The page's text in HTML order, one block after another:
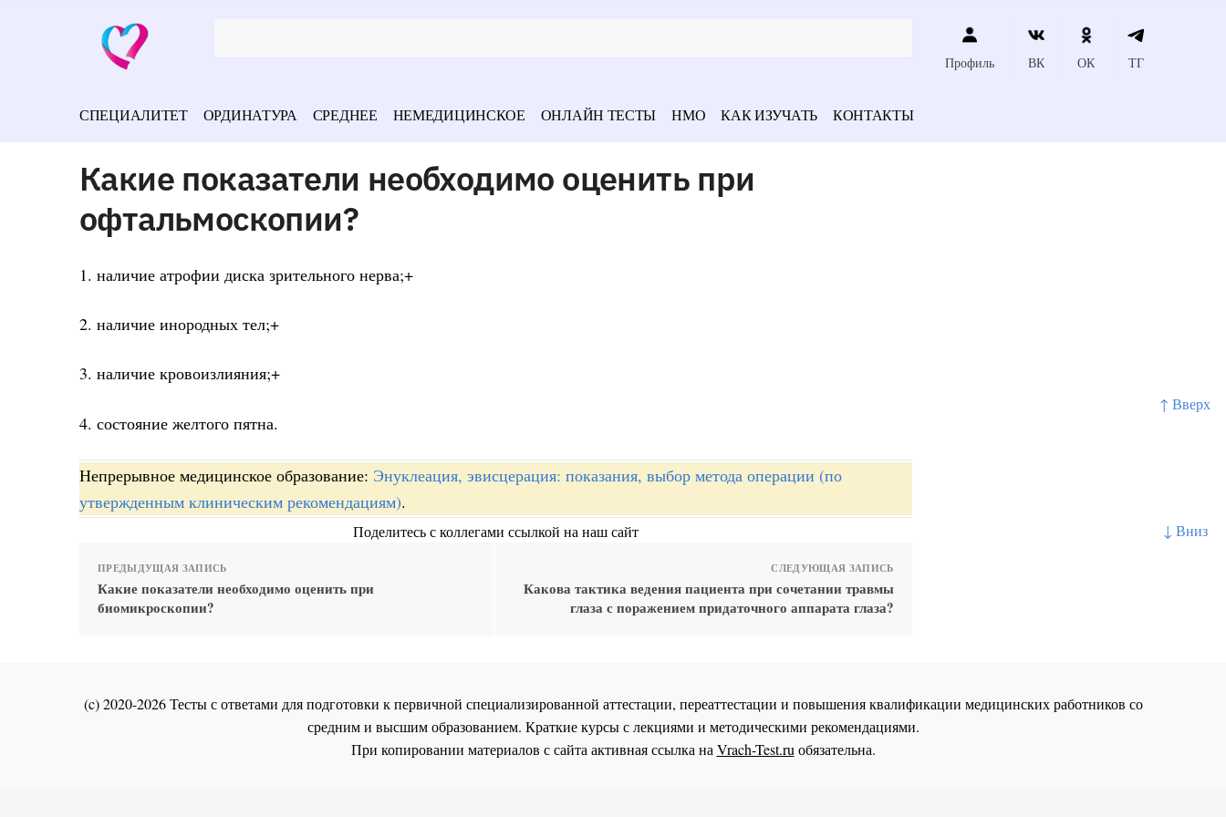
↑ Вверх
↓ Вниз
Профиль ВК ОК ТГ
СПЕЦИАЛИТЕТ ОРДИНАТУРА СРЕДНЕЕ НЕМЕДИЦИНСКОЕ ОНЛАЙН ТЕСТЫ НМО КАК ИЗУЧАТЬ КОНТАКТЫ
Какие показатели необходимо оценить при
офтальмоскопии?
1. наличие атрофии диска зрительного нерва;+
2. наличие инородных тел;+
3. наличие кровоизлияния;+
4. состояние желтого пятна.
Непрерывное медицинское образование: Энуклеация, эвисцерация: показания, выбор метода операции (по
утвержденным клиническим рекомендациям).
Поделитесь с коллегами ссылкой на наш сайт
ПРЕДЫДУЩАЯ ЗАПИСЬ
Какие показатели необходимо оценить при
биомикроскопии?
СЛЕДУЮЩАЯ ЗАПИСЬ
Какова тактика ведения пациента при сочетании травмы
глаза с поражением придаточного аппарата глаза?
(c) 2020-2026 Тесты с ответами для подготовки к первичной специализированной аттестации, переаттестации и повышения квалификации медицинских работников со
средним и высшим образованием. Краткие курсы с лекциями и методическими рекомендациями.
При копировании материалов с сайта активная ссылка наVrach-Test.ruобязательна.